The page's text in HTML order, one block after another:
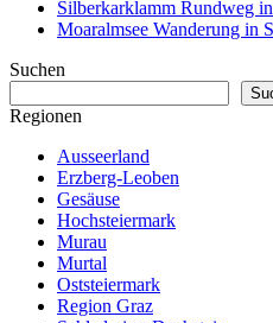
Silberkarklamm Rundweg
Moaralmsee Wanderung in
Suchen
Regionen
Ausseerland
Erzberg-Leoben
Gesäuse
Hochsteiermark
Murau
Murtal
Oststeiermark
Region Graz